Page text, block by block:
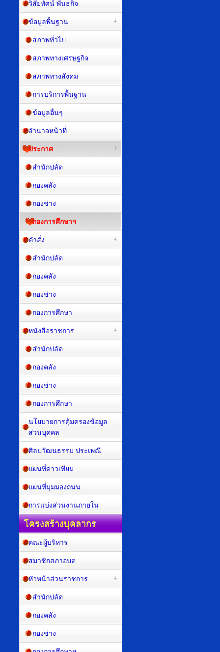
วิสัยทัศน์ พันธกิจ
ข้อมูลพื้นฐาน
สภาพทั่วไป
สภาพทางเศรษฐกิจ
สภาพทางสังคม
การบริการพื้นฐาน
ข้อมูลอื่นๆ
อำนาจหน้าที่
ประกาศ
สำนักปลัด
กองคลัง
กองช่าง
กองการศึกษาฯ
คำสั่ง
สำนักปลัด
กองคลัง
กองช่าง
กองการศึกษา
หนังสือราชการ
สำนักปลัด
กองคลัง
กองช่าง
กองการศึกษา
นโยบายการคุ้มครองข้อมูล
ส่วนบุคคล
ศิลปวัฒนธรรม ประเพณี
แผนที่ดาวเทียม
แผนที่มุมมองถนน
การแบ่งส่วนงานภายใน
โครงสร้างบุคลากร
คณะผู้บริหาร
สมาชิกสภาอบต
หัวหน้าส่วนราชการ
สำนักปลัด
กองคลัง
กองช่าง